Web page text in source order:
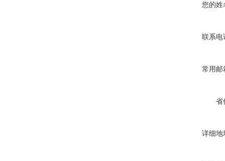
您的姓
联系电
常用邮
省
详细地